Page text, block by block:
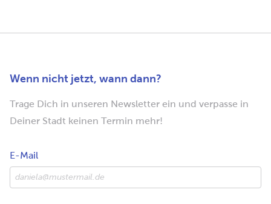
Wenn nicht jetzt, wann dann?
Trage Dich in unseren Newsletter ein und verpasse in
Deiner Stadt keinen Termin mehr!
E-Mail